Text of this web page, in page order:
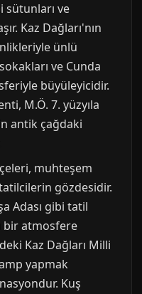
sütunları ve
Kaz Dağları'nın
ünlü
ve Cunda
büyüleyicidir.
M.Ö. 7. yüzyıla
antik çağdaki
muhteşem
gözdesidir.
Adası gibi tatil
bir atmosfere
Kaz Dağları Milli
yapmak
Kuş